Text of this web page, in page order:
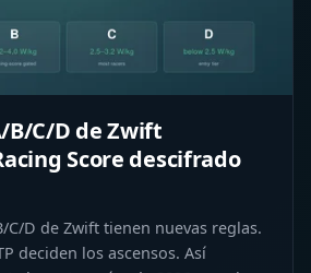
B/C/D de Zwift
Score descifrado
C/D de Zwift tienen nuevas reglas.
deciden los ascensos. Así